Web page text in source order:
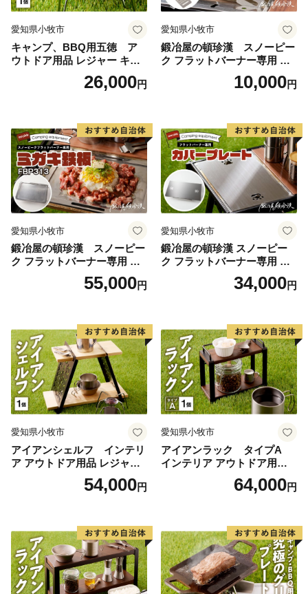
愛知県小牧市
キャンプ、BBQ用五徳 ア
ウトドア用品 レジャー キャ
ンプ バーベキュー BBQ 五徳
26,000円
愛知県小牧市
鍛冶屋の頓珍漢 スノーピー
ク フラットバーナー専用 エ
クステンションホルダープレ
ート IGT (2種から選べる) [05
10,000円
愛知県小牧市
鍛冶屋の頓珍漢 スノーピー
ク フラットバーナー専用 ミ
ガキ鉄板 FBP313 7.5mm厚 I
GT アウトドア [050S47]
55,000円
愛知県小牧市
鍛冶屋の頓珍漢 スノーピー
ク フラットバーナー専用 蓋
カバープレート IGT アウトド
34,000円
愛知県小牧市
アイアンシェルフ インテリ
ア アウトドア用品 レジャー
キャンプ ブックスタンド 小
54,000円
愛知県小牧市
アイアンラック タイプA
インテリア アウトドア用品
レジャー キャンプ 飾り棚 小
64,000円